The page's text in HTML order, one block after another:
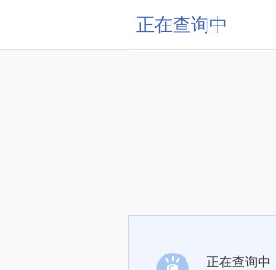
正在查询中
正在查询中